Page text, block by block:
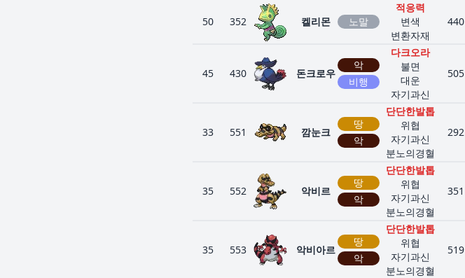
50 352 켈리몬 노말
적응력
변색
변환자재
440
45 430 돈크로우
악
비행
다크오라
불면
대운
자기과신
505
33 551 깜눈크
땅
악
단단한발톱
위협
자기과신
분노의경혈
292
35 552 악비르
땅
악
단단한발톱
위협
자기과신
분노의경혈
351
35 553 악비아르
땅
악
단단한발톱
위협
자기과신
분노의경혈
519